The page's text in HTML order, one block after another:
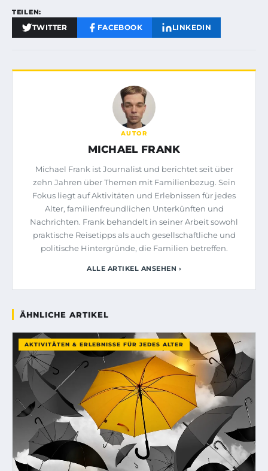
TEILEN:
TWITTER FACEBOOK LINKEDIN
AUTOR
MICHAEL FRANK
Michael Frank ist Journalist und berichtet seit über
zehn Jahren über Themen mit Familienbezug. Sein
Fokus liegt auf Aktivitäten und Erlebnissen für jedes
Alter, familienfreundlichen Unterkünften und
Nachrichten. Frank behandelt in seiner Arbeit sowohl
praktische Reisetipps als auch gesellschaftliche und
politische Hintergründe, die Familien betreffen.
ALLE ARTIKEL ANSEHEN ›
ÄHNLICHE ARTIKEL
AKTIVITÄTEN & ERLEBNISSE FÜR JEDES ALTER